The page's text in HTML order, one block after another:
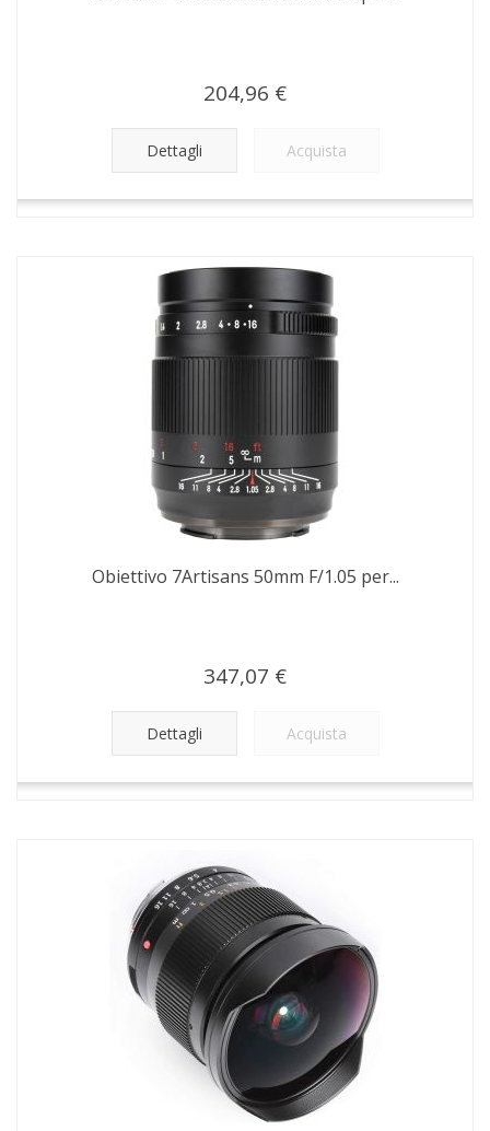
204,96 €
Dettagli Acquista
Obiettivo 7Artisans 50mm F/1.05 per...
347,07 €
Dettagli Acquista